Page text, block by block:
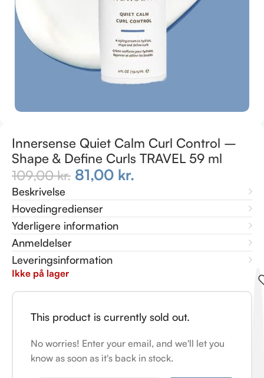
Innersense Quiet Calm Curl Control –
Shape & Define Curls TRAVEL 59 ml
109,00kr. 81,00 kr.
Beskrivelse
Hovedingredienser
Yderligere information
Anmeldelser
Leveringsinformation
Ikke på lager
This product is currently sold out.
No worries! Enter your email, and we'll let you
know as soon as it's back in stock.